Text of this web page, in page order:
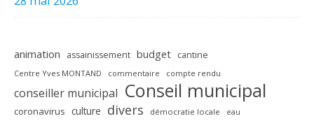
animation assainissement budget cantine
Centre Yves MONTAND commentaire compte rendu
conseiller municipal Conseil municipal
coronavirus culture divers démocratie locale eau